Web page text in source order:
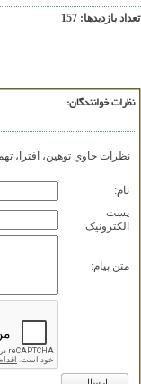
تعداد بازديدها: 157
نظرات خوانندگان:
نظرات حاوي توهين، افترا،
نام:
پست
الکترونيک:
متن پيام: